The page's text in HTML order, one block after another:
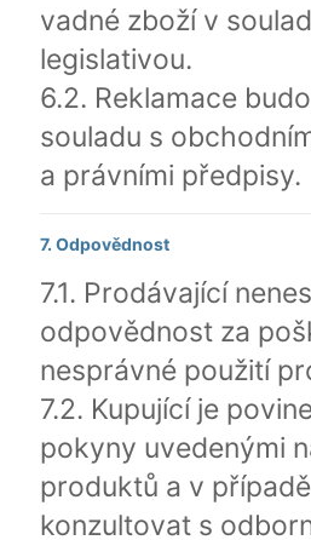
vadné zboží v
legislativou.
6.2. Reklamace
souladu s
a právními předpisy.
7. Odpovědnost
7.1. Prodávající
odpovědnost za
nesprávné použití
7.2. Kupující je
pokyny uvedenými
produktů a v
konzultovat s